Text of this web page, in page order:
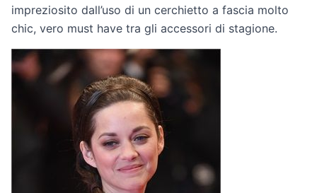
impreziosito dall’uso di un cerchietto a fascia molto
chic, vero must have tra gli accessori di stagione.